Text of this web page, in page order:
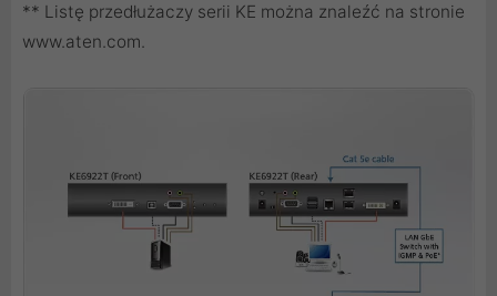
** Listę przedłużaczy serii KE można znaleźć na stronie
www.aten.com.